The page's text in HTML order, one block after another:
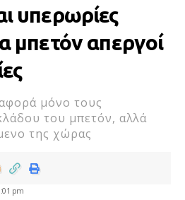
υπερωρίες
μπετόν απεργοί
μόνο τους
του μπετόν, αλλά
της χώρας
pm